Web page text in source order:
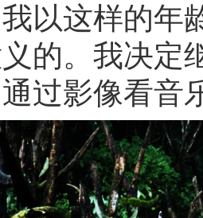
以这样的年
的。我决定
过影像看音